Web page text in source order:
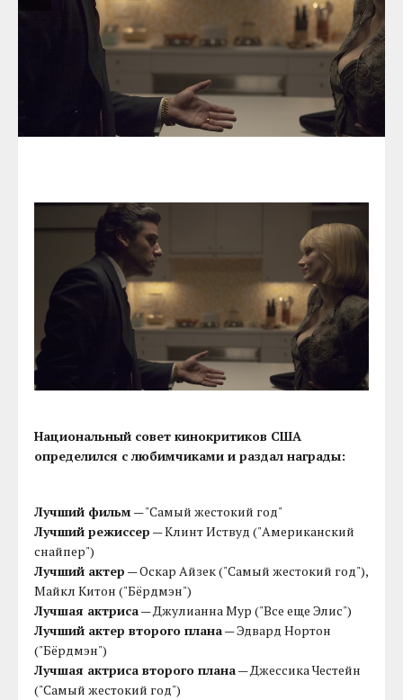
Национальный совет кинокритиков США
определился с любимчиками и раздал награды:
Лучший фильм— "Самый жестокий год"
Лучший режиссер — Клинт Иствуд ("Американский
снайпер")
Лучший актер — Оскар Айзек ("Самый жестокий год"),
Майкл Китон ("Бёрдмэн")
Лучшая актриса— Джулианна Мур ("Все еще Элис")
Лучший актер второго плана— Эдвард Нортон
("Бёрдмэн")
Лучшая актриса второго плана— Джессика Честейн
("Самый жестокий год")